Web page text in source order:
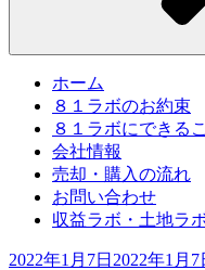
ホーム
８１ラボのお約束
８１ラボにできる
会社情報
売却・購入の流れ
お問い合わせ
収益ラボ・土地ラ
投
2022年1月7日 2022年1月7